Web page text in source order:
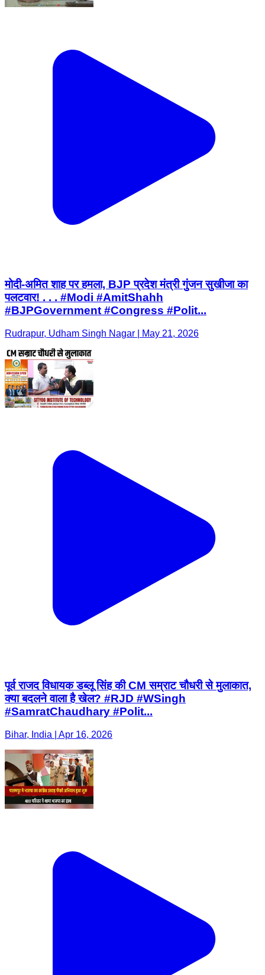
मोदी-अमित शाह पर हमला, BJP प्रदेश मंत्री गुंजन सुखीजा का
पलटवार! . . . #Modi #AmitShahh
#BJPGovernment #Congress #Polit...
Rudrapur, Udham Singh Nagar | May 21, 2026
पूर्व राजद विधायक डब्लू सिंह की CM सम्राट चौधरी से मुलाकात,
क्या बदलने वाला है खेल? #RJD #WSingh
#SamratChaudhary #Polit...
Bihar, India | Apr 16, 2026